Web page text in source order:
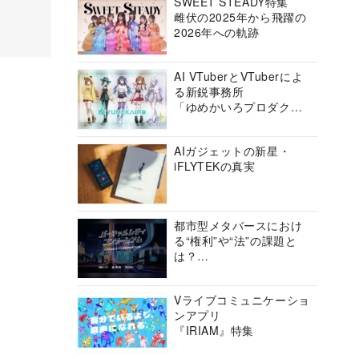
雌伏の2025年から飛躍の
2026年への軌跡
AI VTuberとVTuberによ
る新鋭事務所
「ゆめかいろプロダクシ
AIガジェットの新星・
iFLYTEKの真実
都市型メタバースにおけ
る“権利”や“法”の課題と
は？
ーシアムの挑戦に迫る
Vライブコミュニケーショ
ンアプリ
『IRIAM』特集